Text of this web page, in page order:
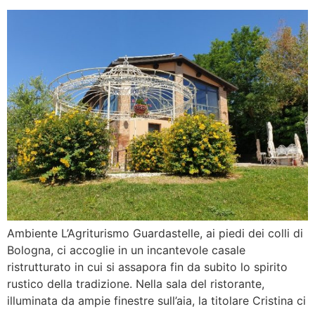
Ambiente L’Agriturismo Guardastelle, ai piedi dei colli di
Bologna, ci accoglie in un incantevole casale
ristrutturato in cui si assapora fin da subito lo spirito
rustico della tradizione. Nella sala del ristorante,
illuminata da ampie finestre sull’aia, la titolare Cristina ci